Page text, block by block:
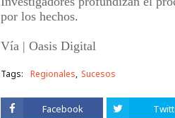
por los hechos.
Vía | Oasis Digital
Tags: Regionales Sucesos
Facebook